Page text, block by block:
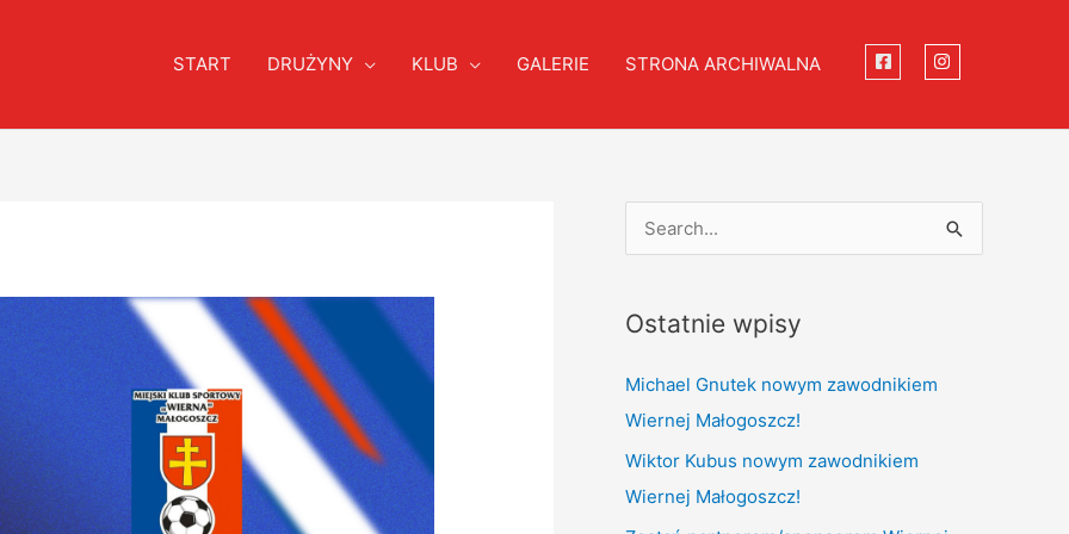
START DRUŻYNY KLUB GALERIE STRONA ARCHIWALNA
r
c
h
Ostatnie wpisy
Michael Gnutek nowym zawodnikiem
Wiernej Małogoszcz!
Wiktor Kubus nowym zawodnikiem
Wiernej Małogoszcz!